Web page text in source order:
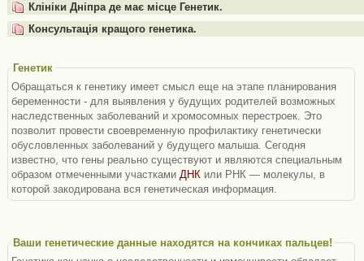
Клініки Дніпра де має місце Генетик.
Консультація кращого генетика.
Генетик
Обращаться к генетику имеет смысл еще на этапе планирования
беременности - для выявления у будущих родителей возможных
наследственных заболеваний и хромосомных перестроек. Это
позволит провести своевременную профилактику генетически
обусловленных заболеваний у будущего малыша. Сегодня
известно, что гены реально существуют и являются специальным
образом отмеченными участками ДНК или РНК — молекулы, в
которой закодирована вся генетическая информация.
Ваши генетические данные находятся на кончиках пальцев!